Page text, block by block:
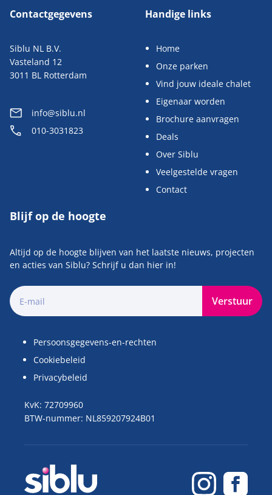
Contactgegevens
Siblu NL B.V.
Vasteland 12
3011 BL Rotterdam
info@siblu.nl
010-3031823
Handige links
Home
Onze parken
Vind jouw ideale chalet
Eigenaar worden
Brochure aanvragen
Deals
Over Siblu
Veelgestelde vragen
Contact
Blijf op de hoogte
Altijd op de hoogte blijven van het laatste nieuws, projecten
en acties van Siblu? Schrijf u dan hier in!
Verstuur
KvK: 72709960
BTW-nummer: NL859207924B01
Persoonsgegevens-en-rechten
Cookiebeleid
Privacybeleid